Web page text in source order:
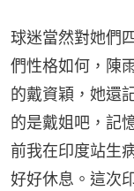
球迷當然對她們
們性格如何，陳
的戴資穎，她還
的是戴姐吧，記
前我在印度站生
好好休息。這次